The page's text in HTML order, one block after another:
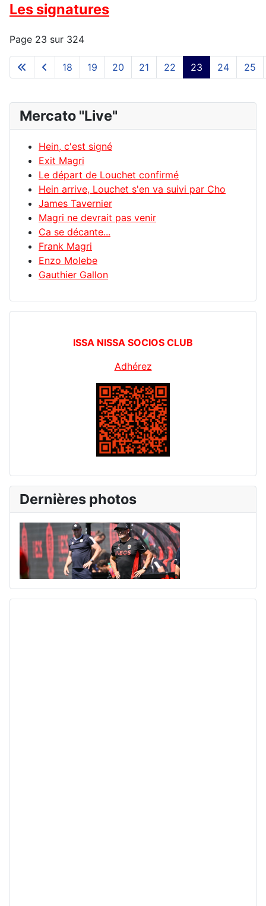
Les signatures
Page 23 sur 324
18 19 20 21 22 23 24 25
Mercato "Live"
Hein, c'est signé
Exit Magri
Le départ de Louchet confirmé
Hein arrive, Louchet s'en va suivi par Cho
James Tavernier
Magri ne devrait pas venir
Ca se décante...
Frank Magri
Enzo Molebe
Gauthier Gallon
ISSA NISSA SOCIOS CLUB
Adhérez
Dernières photos